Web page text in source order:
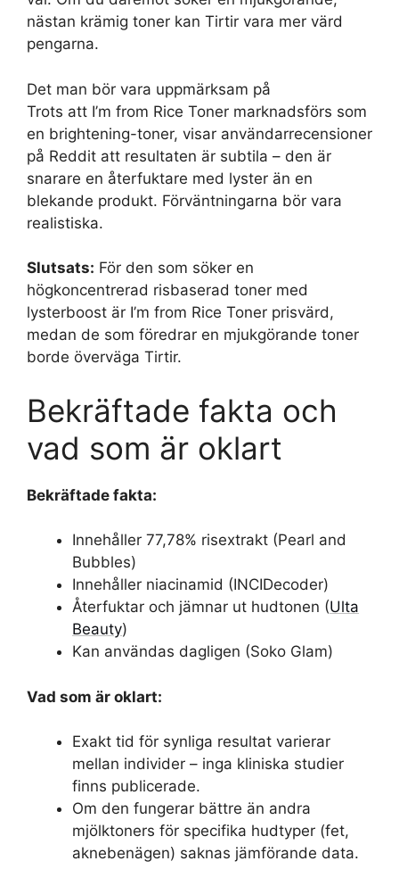
nästan krämig toner kan Tirtir vara mer värd
pengarna.
Det man bör vara uppmärksam på
Trots att I’m from Rice Toner marknadsförs som
en brightening-toner, visar användarrecensioner
på Reddit att resultaten är subtila – den är
snarare en återfuktare med lyster än en
blekande produkt. Förväntningarna bör vara
realistiska.
Slutsats: För den som söker en
högkoncentrerad risbaserad toner med
lysterboost är I’m from Rice Toner prisvärd,
medan de som föredrar en mjukgörande toner
borde överväga Tirtir.
Bekräftade fakta och
vad som är oklart
Bekräftade fakta:
Innehåller 77,78% risextrakt (Pearl and
Bubbles)
Innehåller niacinamid (INCIDecoder)
Återfuktar och jämnar ut hudtonen (Ulta
Beauty)
Kan användas dagligen (Soko Glam)
Vad som är oklart:
Exakt tid för synliga resultat varierar
mellan individer – inga kliniska studier
finns publicerade.
Om den fungerar bättre än andra
mjölktoners för specifika hudtyper (fet,
aknebenägen) saknas jämförande data.